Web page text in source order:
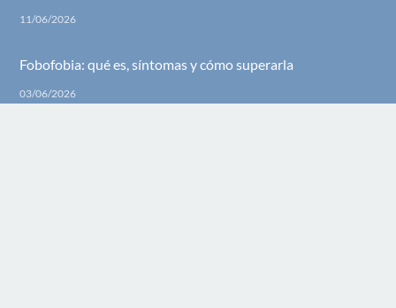
11/06/2026
Fobofobia: qué es, síntomas y cómo superarla
03/06/2026